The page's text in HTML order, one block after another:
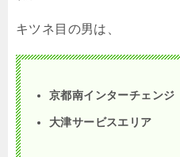
キツネ目の男は、
京都南インターチェンジ
大津サービスエリア